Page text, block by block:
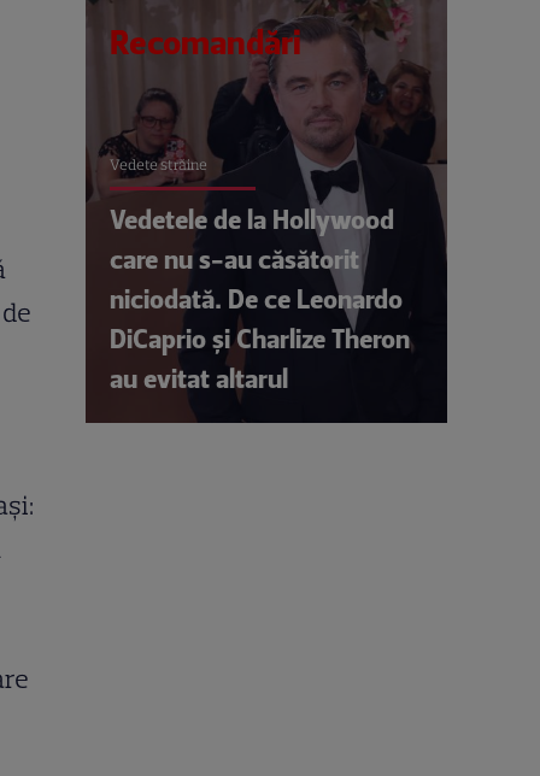
Recomandări
Vedete străine
Vedetele de la Hollywood
care nu s-au căsătorit
niciodată. De ce Leonardo
DiCaprio și Charlize Theron
au evitat altarul